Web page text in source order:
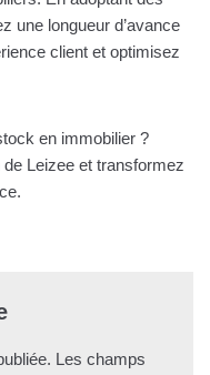
une longueur d’avance
client et optimisez
en immobilier ?
Leizee et transformez
Les champs